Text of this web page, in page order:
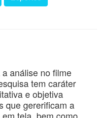
análise no filme
tem caráter
e objetiva
que gererificam a